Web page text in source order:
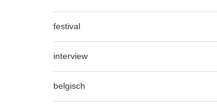
festival
interview
belgisch